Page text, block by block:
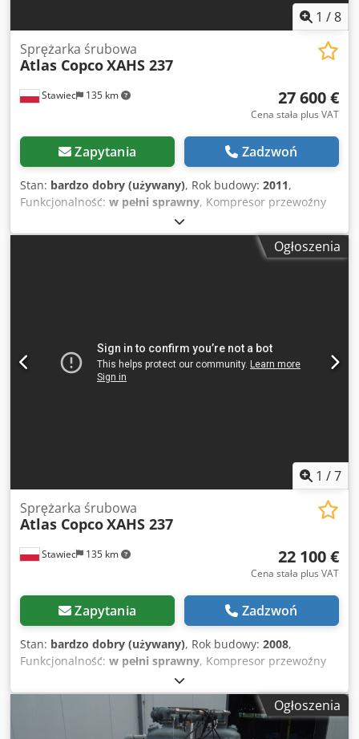
1 /8
Stawiec 135 km
Sprężarka śrubowa
Atlas CopcoXAHS 237
27 600 €
Cena stała plus VAT
Zapytania Zadzwoń
Stan: bardzo dobry (używany), Rok budowy: 2011,
Funkcjonalność: w pełni sprawny, Kompresor przewoźny
ATLAS COPCO XAHS237+ maszyna z chłodnicą końcową po
pełnym serwisie Dane techniczne: wydajność 14,20
m3/min; ciśnienie robocze 12 Bar; rok produkcji 2011;Ogłoszenia
1 /7
Stawiec 135 km
Sprężarka śrubowa
Atlas CopcoXAHS 237
22 100 €
Cena stała plus VAT
Zapytania Zadzwoń
Stan: bardzo dobry (używany), Rok budowy: 2008,
Funkcjonalność: w pełni sprawny, Kompresor przewoźny
ATLAS COPCO XAHS237 maszyna z chłodnicą końcową po
pełnym serwisie Dane techniczne: wydajność 14,20
m3/min; ciśnienie robocze 12 Bar; rok produkcji 2008;
silnik CAT6.6 przebieg 2969 h kompresor w pełni
Ogłoszenia